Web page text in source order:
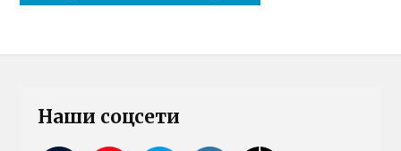
Наши соцсети